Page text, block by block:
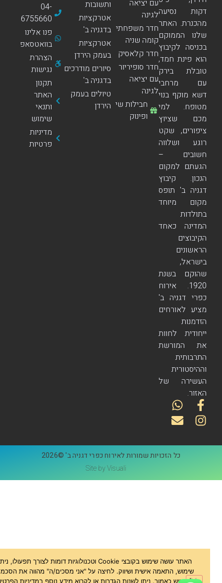
דקות נסיעה
מהכנרת. האתר
שלנו הממוקם
בכניסה לקיבוץ
הוא פינת חמד,
טובלת בירק
עם מרחבי
דשא מוקף בנוי
מטופח. למי
מכם שציוץ
ציפורים, שקט
רוגע ושלווה
חשובים –
הגעתם למקום
הנכון. קיבוץ
דגניה ב' תופס
מקום מיוחד
בתולדות
המדינה כאחד
הקיבוצים
הראשונים
בישראל,
שהוקם בשנת
1920. אירוח
כפרי דגניה ב'
מציע לאורחים
הזדמנות
ייחודית לחוות
את המורשת
התרבותית
וההיסטורית
העשירה של
האזור.
עם יציאה
לגינה
חדר משפחתי
קומה שניה
חדר קלאסיק
חדר סופיריור
עם יציאה
לגינה
חבילות שי
ופינוק
ותשובות
אטרקציות
בדגניה ב'
אטרקציות
בעמק הירדן
סיורים מודרכים
בדגניה ב'
טיולים בעמק
הירדן
04-
6755660
פנו אלינו
בוואטסאפ
הצהרת
נגישות
תקנון
האתר
ותנאי
שימוש
מדיניות
פרטיות
כל הזכויות שמורות לאירוח כפרי דגניה ב' ©2026
Site by Visuali
האתר עושה שימוש בקובצי Cookie וטכנולוגיות דומות לצורך תפעולו, ניתוח
שימוש, התאמה אישית ושיווק. לחיצה על "אני מסכים/ה" מהווה את הסכמתך
לשימוש כאמור. ניתן לשנות הגדרות או לקרוא מידע נוסף במדיניות הפרטיות.